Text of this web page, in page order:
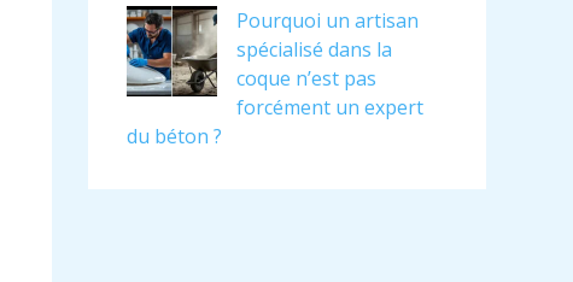
Pourquoi un artisan
spécialisé dans la
coque n’est pas
forcément un expert
du béton ?